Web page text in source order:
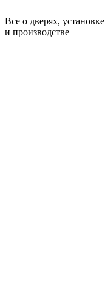
Все о дверях, установке
и производстве